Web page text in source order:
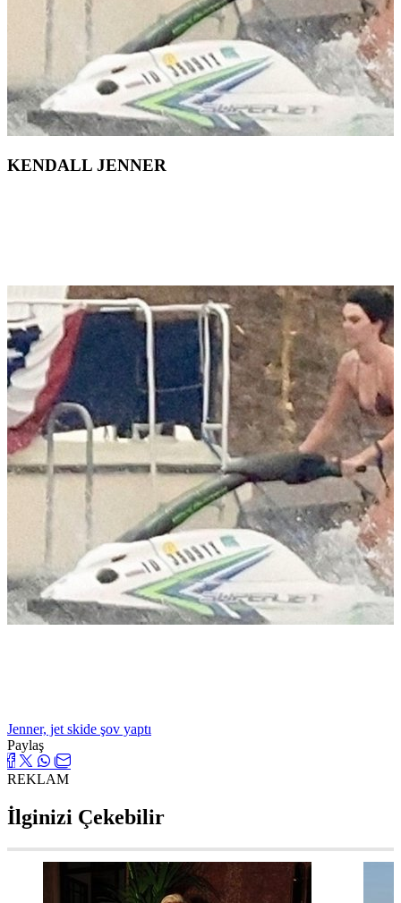
KENDALL JENNER
Jenner, jet skide şov yaptı
Paylaş
REKLAM
İlginizi Çekebilir